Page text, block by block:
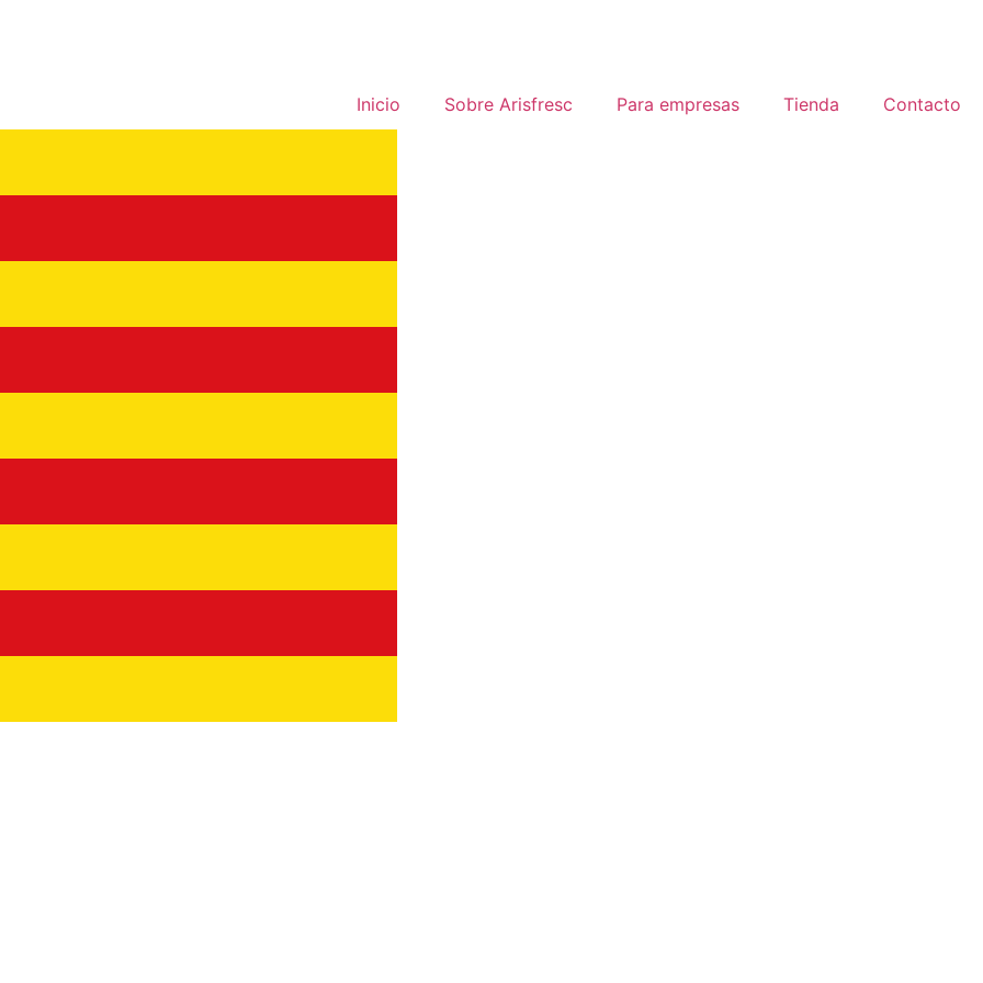
Inicio Sobre Arisfresc Para empresas Tienda Contacto